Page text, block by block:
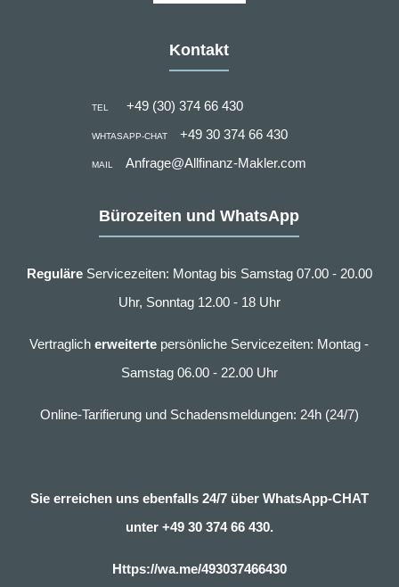
Kontakt
TEL +49 (30) 374 66 430
WHTASAPP-CHAT +49 30 374 66 430
MAIL Anfrage@Allfinanz-Makler.com
Bürozeiten und WhatsApp
ReguläreServicezeiten: Montag bis Samstag 07.00 - 20.00
Uhr, Sonntag 12.00 - 18 Uhr
Vertraglicherweiterte persönliche Servicezeiten: Montag -
Samstag 06.00 - 22.00 Uhr
Online-Tarifierung und Schadensmeldungen: 24h (24/7)
Sie erreichen uns ebenfalls 24/7 über WhatsApp-CHAT
unter +49 30 374 66 430.
Https://wa.me/493037466430